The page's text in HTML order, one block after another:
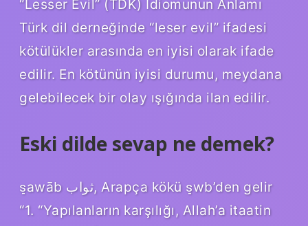
“Lesser Evil” (TDK) İdiomunun Anlamı
Türk dil derneğinde “leser evil” ifadesi
kötülükler arasında en iyisi olarak ifade
edilir. En kötünün iyisi durumu, meydana
gelebilecek bir olay ışığında ilan edilir.
Eski dilde sevap ne demek?
s̠awāb ثواب, Arapça kökü s̠wb’den gelir
“1. “Yapılanların karşılığı, Allah’a itaatin